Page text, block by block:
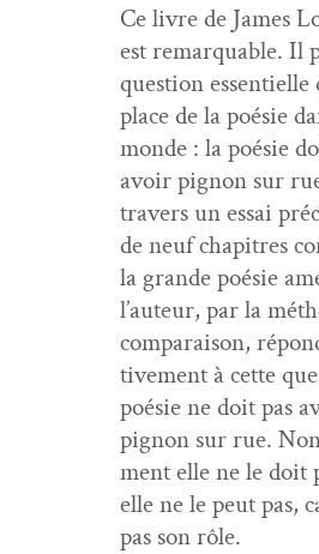
Ce livre de James
est remar­quable. Il
ques­tion essen­tielle
place de la poésie
monde : la poésie
avoir pignon sur
tra­vers un essai
de neuf chapitres
la grande poésie
l’au­teur, par la
com­para­i­son,
tive­ment à cette
poésie ne doit pas
pignon sur rue.
ment elle ne le doit
elle ne le peut pas,
pas son rôle.